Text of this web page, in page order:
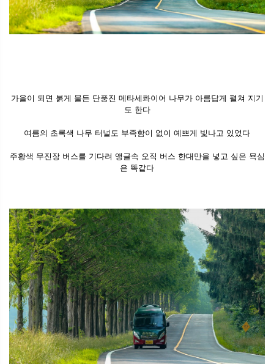
가을이 되면 붉게 물든 단풍진 메타세콰이어 나무가 아름답게 펼쳐 지기
도 한다
여름의 초록색 나무 터널도 부족함이 없이 예쁘게 빛나고 있었다
주황색 무진장 버스를 기다려 앵글속 오직 버스 한대만을 넣고 싶은 묙심
은 똑같다